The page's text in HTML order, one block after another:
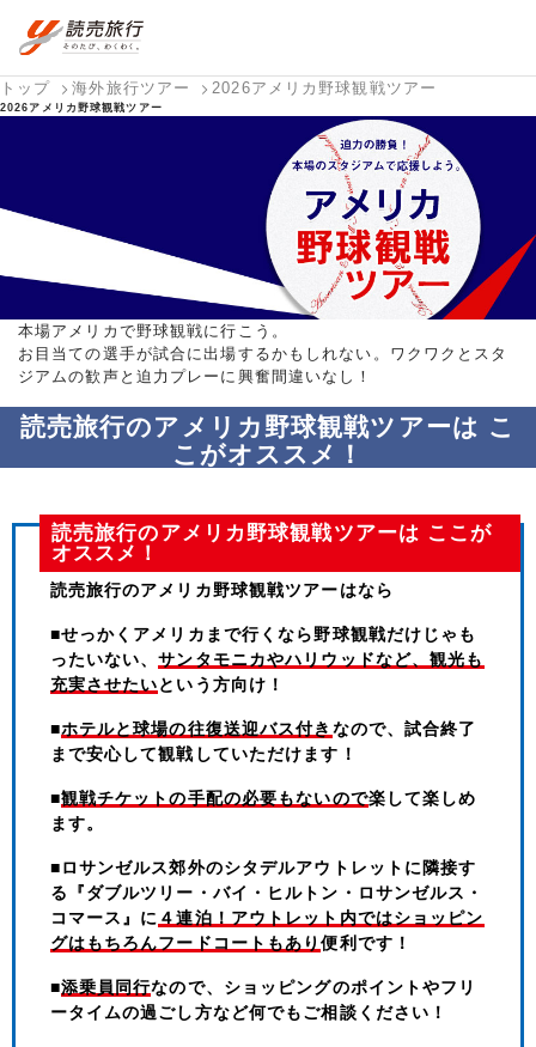
国内旅行トップ
バスツアー個人旅行
（ブーケ）
を探す
ダイナミッ
クパッケー
ジを探す
ホテル・宿
を探す
国内特集か
ら探す
テーマから
探す
写真から探
す
海外旅行トップ
テーマから
おまかせプラン
航空券+観光
航空券+宿泊
フリーワード
トップ 海外旅行ツアー 2026アメリカ野球観戦ツアー
2026アメリカ野球観戦ツアー
本場アメリカで野球観戦に行こう。
お目当ての選手が試合に出場するかもしれない。ワクワクとスタ
ジアムの歓声と迫力プレーに興奮間違いなし！
読売旅行のアメリカ野球観戦ツアーは こ
こがオススメ！
読売旅行のアメリカ野球観戦ツアーは ここが
オススメ！
読売旅行のアメリカ野球観戦ツアーはなら
■せっかくアメリカまで行くなら野球観戦だけじゃも
ったいない、サンタモニカやハリウッドなど、観光も
充実させたいという方向け！
■ホテルと球場の往復送迎バス付き なので、試合終了
まで安心して観戦していただけます！
■観戦チケットの手配の必要もないので楽して楽しめ
ます。
■ロサンゼルス郊外のシタデルアウトレットに隣接す
る『ダブルツリー・バイ・ヒルトン・ロサンゼルス・
コマース』に ４連泊！アウトレット内ではショッピン
グはもちろんフードコートもあり便利です！
■添乗員同行なので、ショッピングのポイントやフリ
ータイムの過ごし方など何でもご相談ください！